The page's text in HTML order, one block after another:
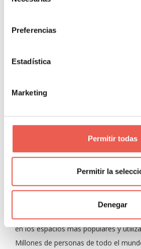
Preferencias
Estadística
Marketing
Permitir todas
Permitir la
Denegar
Leer más
Cómo ganar dinero
sociales
en los espacios más populares y
Millones de personas de todo el